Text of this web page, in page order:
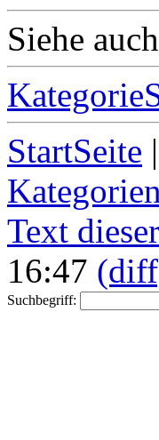
Siehe auch
StartSeite |
Kategorien
Text
16:47
Suchbegriff: